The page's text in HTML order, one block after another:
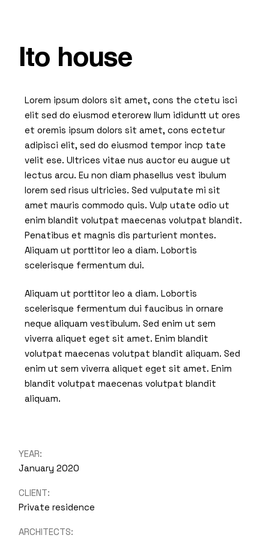
Ito house
Lorem ipsum dolors sit amet, cons the ctetu isci
elit sed do eiusmod eterorew llum ididuntt ut ores
et oremis ipsum dolors sit amet, cons ectetur
adipisci elit, sed do eiusmod tempor incp tate
velit ese. Ultrices vitae nus auctor eu augue ut
lectus arcu. Eu non diam phasellus vest ibulum
lorem sed risus ultricies. Sed vulputate mi sit
amet mauris commodo quis. Vulp utate odio ut
enim blandit volutpat maecenas volutpat blandit.
Penatibus et magnis dis parturient montes.
Aliquam ut porttitor leo a diam. Lobortis
scelerisque fermentum dui.
Aliquam ut porttitor leo a diam. Lobortis
scelerisque fermentum dui faucibus in ornare
neque aliquam vestibulum. Sed enim ut sem
viverra aliquet eget sit amet. Enim blandit
volutpat maecenas volutpat blandit aliquam. Sed
enim ut sem viverra aliquet eget sit amet. Enim
blandit volutpat maecenas volutpat blandit
aliquam.
YEAR:
January 2020
CLIENT:
Private residence
ARCHITECTS: